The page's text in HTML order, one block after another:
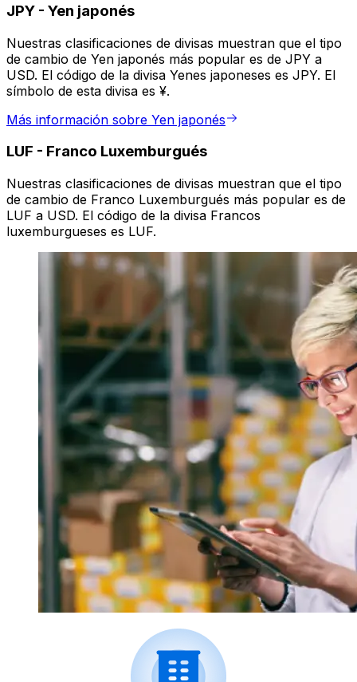
JPY - Yen japonés
Nuestras clasificaciones de divisas muestran que el tipo
de cambio de Yen japonés más popular es de JPY a
USD. El código de la divisa Yenes japoneses es JPY. El
símbolo de esta divisa es ¥.
Más información sobre Yen japonés
LUF - Franco Luxemburgués
Nuestras clasificaciones de divisas muestran que el tipo
de cambio de Franco Luxemburgués más popular es de
LUF a USD. El código de la divisa Francos
luxemburgueses es LUF.